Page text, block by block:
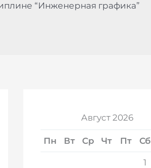
“Инженерная графика”
Август 2026
Пн Вт Ср Чт Пт Сб
1